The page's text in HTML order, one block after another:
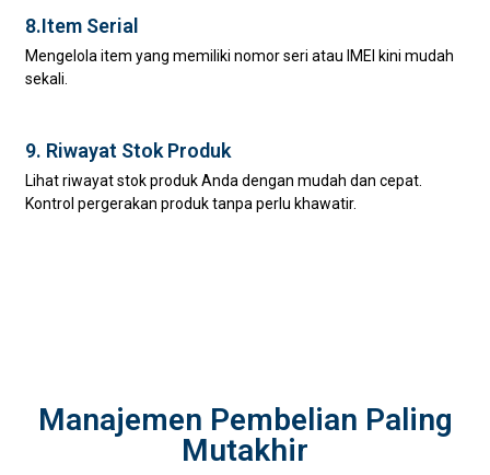
8.Item Serial
Mengelola item yang memiliki nomor seri atau IMEI kini mudah
sekali.
9. Riwayat Stok Produk
Lihat riwayat stok produk Anda dengan mudah dan cepat.
Kontrol pergerakan produk tanpa perlu khawatir.
Manajemen Pembelian Paling
Mutakhir